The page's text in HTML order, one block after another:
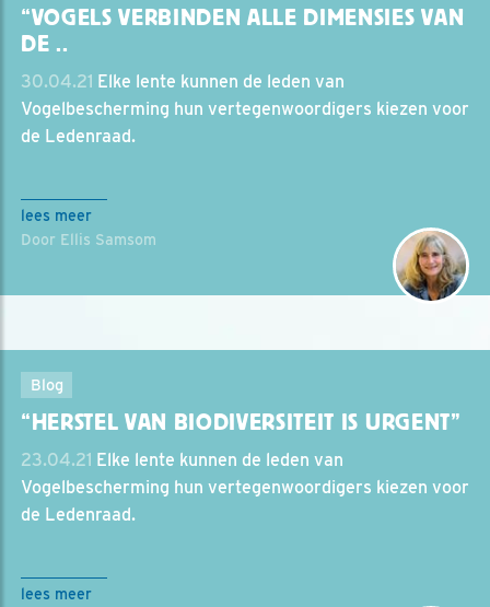
“VOGELS VERBINDEN ALLE DIMENSIES VAN
DE ..
30.04.21 Elke lente kunnen de leden van
Vogelbescherming hun vertegenwoordigers kiezen voor
de Ledenraad.
lees meer
Door Ellis Samsom
Blog
“HERSTEL VAN BIODIVERSITEIT IS URGENT”
23.04.21 Elke lente kunnen de leden van
Vogelbescherming hun vertegenwoordigers kiezen voor
de Ledenraad.
lees meer